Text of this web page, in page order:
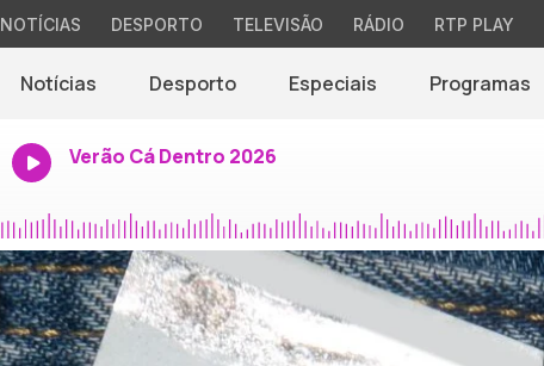
NOTÍCIAS DESPORTO TELEVISÃO RÁDIO RTP PLAY
Notícias Desporto Especiais Programas
Verão Cá Dentro 2026